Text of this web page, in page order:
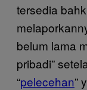
tersedia
belum lama
pribadi”
“pelecehan”